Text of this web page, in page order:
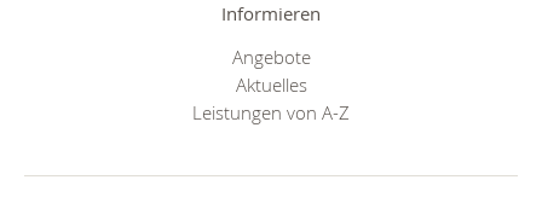
Informieren
Angebote
Aktuelles
Leistungen von A-Z